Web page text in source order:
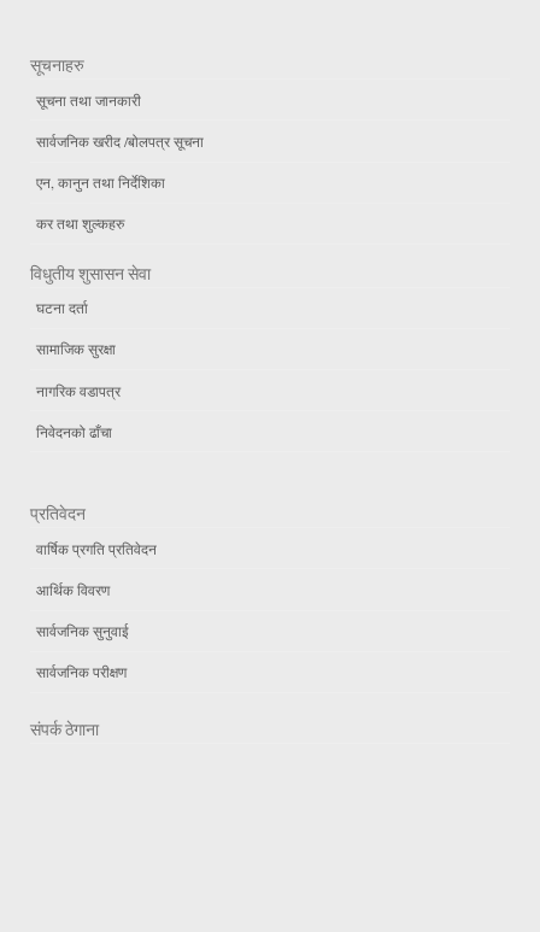
सूचनाहरु
सूचना तथा जानकारी
सार्वजनिक खरीद /बोलपत्र सूचना
एन, कानुन तथा निर्देशिका
कर तथा शुल्कहरु
विधुतीय शुसासन सेवा
घटना दर्ता
सामाजिक सुरक्षा
नागरिक वडापत्र
निवेदनको ढाँचा
प्रतिवेदन
वार्षिक प्रगति प्रतिवेदन
आर्थिक विवरण
सार्वजनिक सुनुवाई
सार्वजनिक परीक्षण
संपर्क ठेगाना